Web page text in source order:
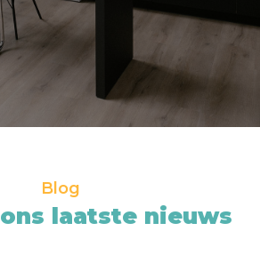
Blog
ons laatste nieuws